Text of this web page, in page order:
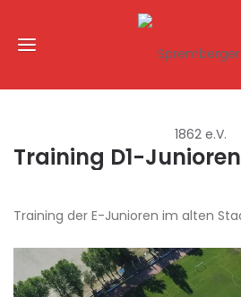
Training D1-Junioren
Training der E-Junioren im alten